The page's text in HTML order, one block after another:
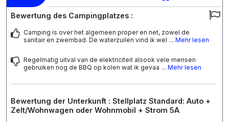
Bewertung des Campingplatzes :
Camping is over het algemeen proper en net, zowel de
sanitair en zwembad. De waterzuilen vind ik wel ... Mehr lesen
Regelmatig uitval van de elektriciteit alsook vele mensen
gebruiken nog de BBQ op kolen wat ik gevaa ... Mehr lesen
Bewertung der Unterkunft : Stellplatz Standard: Auto +
Zelt/Wohnwagen oder Wohnmobil + Strom 5A